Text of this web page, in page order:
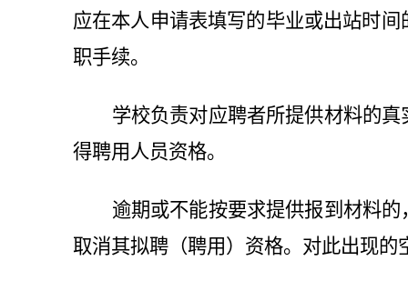
应在本人申请表填写的毕业或出站时
职手续。
学校负责对应聘者所提供材料的
得聘用人员资格。
逾期或不能按要求提供报到材料
取消其拟聘（聘用）资格。对此出现